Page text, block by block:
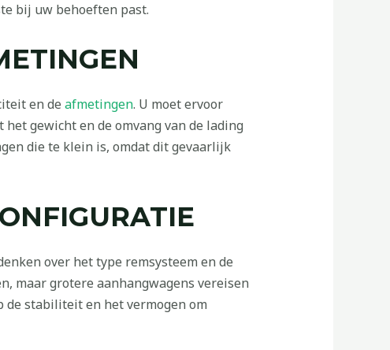
bij uw behoeften past.
en de afmetingen. U moet ervoor
gewicht en de omvang van de lading
die te klein is, omdat dit gevaarlijk
over het type remsysteem en de
maar grotere aanhangwagens vereisen
de stabiliteit en het vermogen om